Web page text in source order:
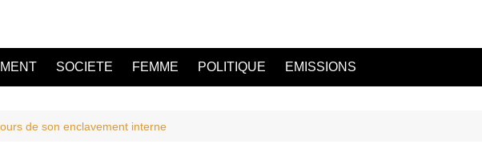
SOCIETE FEMME POLITIQUE EMISSIONS
de son enclavement interne